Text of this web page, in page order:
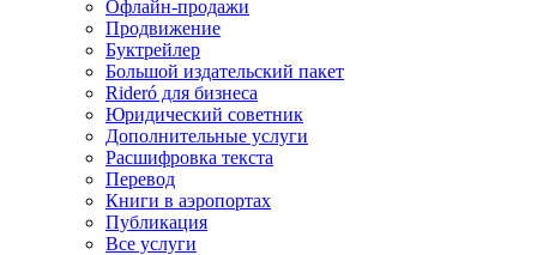
Офлайн-продажи
Продвижение
Буктрейлер
Большой издательский пакет
Rideró для бизнеса
Юридический советник
Дополнительные услуги
Расшифровка текста
Перевод
Книги в аэропортах
Публикация
Все услуги